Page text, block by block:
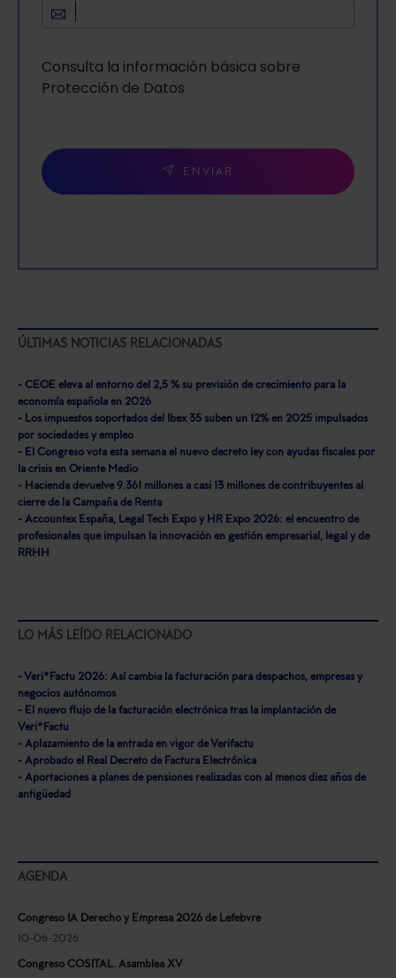
Consulta la información básica sobre
Protección de Datos
ENVIAR
ÚLTIMAS NOTICIAS RELACIONADAS
- CEOE eleva al entorno del 2,5 % su previsión de crecimiento para la
economía española en 2026
- Los impuestos soportados del Ibex 35 suben un 12% en 2025 impulsados
por sociedades y empleo
- El Congreso vota esta semana el nuevo decreto ley con ayudas fiscales por
la crisis en Oriente Medio
- Hacienda devuelve 9.361 millones a casi 13 millones de contribuyentes al
cierre de la Campaña de Renta
- Accountex España, Legal Tech Expo y HR Expo 2026: el encuentro de
profesionales que impulsan la innovación en gestión empresarial, legal y de
RRHH
LO MÁS LEÍDO RELACIONADO
- Veri*Factu 2026: Así cambia la facturación para despachos, empresas y
negocios autónomos
- El nuevo flujo de la facturación electrónica tras la implantación de
Veri*Factu
- Aplazamiento de la entrada en vigor de Verifactu
- Aprobado el Real Decreto de Factura Electrónica
- Aportaciones a planes de pensiones realizadas con al menos diez años de
antigüedad
AGENDA
Congreso IA Derecho y Empresa 2026 de Lefebvre
10-06-2026
Congreso COSITAL. Asamblea XV